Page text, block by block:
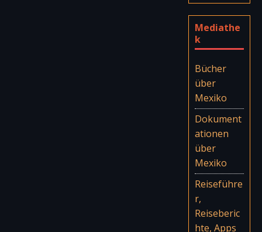
Mediathe
k
Bücher
über
Mexiko
Dokument
ationen
über
Mexiko
Reiseführe
r,
Reiseberic
hte, Apps